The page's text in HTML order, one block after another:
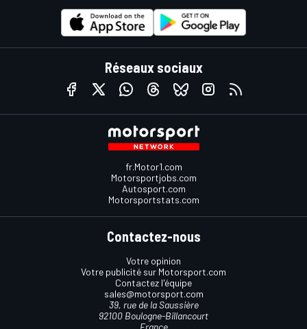
Réseaux sociaux
fr.Motor1.com
Motorsportjobs.com
Autosport.com
Motorsportstats.com
Contactez-nous
Votre opinion
Votre publicité sur Motorsport.com
Contactez l'équipe
sales@motorsport.com
39, rue de la Saussière
92100 Boulogne-Billancourt
France